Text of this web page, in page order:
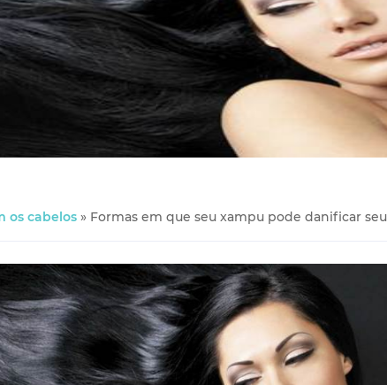
os cabelos » Formas em que seu xampu pode danificar